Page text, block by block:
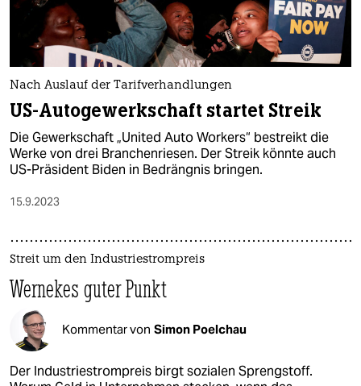
Nach Auslauf der Tarifverhandlungen
US-Autogewerkschaft startet Streik
Die Gewerkschaft „United Auto Workers“ bestreikt die
Werke von drei Branchenriesen. Der Streik könnte auch
US-Präsident Biden in Bedrängnis bringen.
15.9.2023
Streit um den Industriestrompreis
Wernekes guter Punkt
Kommentar von Simon Poelchau
Der Industriestrompreis birgt sozialen Sprengstoff.